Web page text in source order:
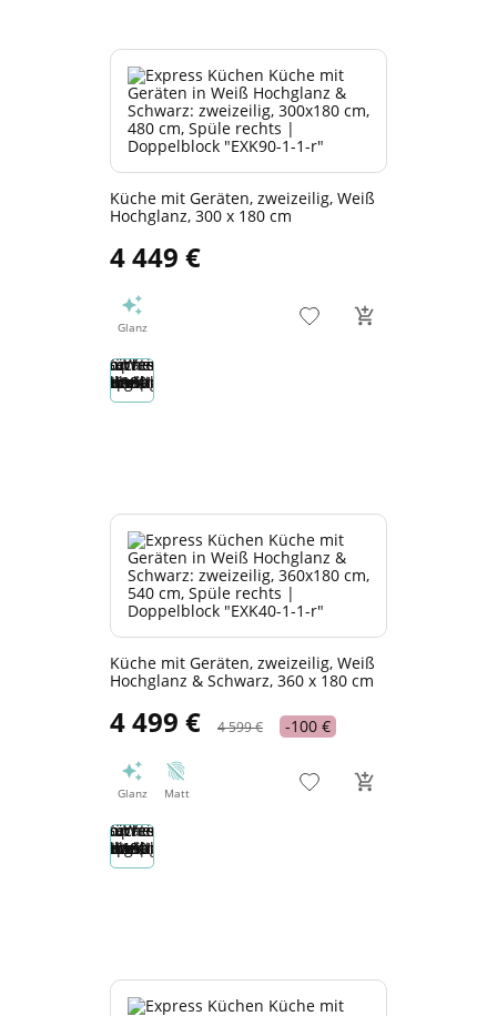
Küche mit Geräten, zweizeilig, Weiß
Hochglanz, 300 x 180 cm
4 449 €
Glanz
Küche mit Geräten, zweizeilig, Weiß
Hochglanz & Schwarz, 360 x 180 cm
4 499 € 4 599 € -100 €
Glanz Matt